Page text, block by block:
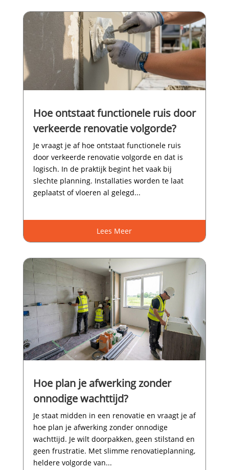
Hoe ontstaat functionele ruis door
verkeerde renovatie volgorde?
Je vraagt je af hoe ontstaat functionele ruis
door verkeerde renovatie volgorde en dat is
logisch.​ In de praktijk begint het vaak bij
slechte planning.​ Installaties worden te laat
geplaatst of vloeren al gelegd...
Lees Meer
Hoe plan je afwerking zonder
onnodige wachttijd?
Je staat midden in een renovatie en vraagt je af
hoe plan je afwerking zonder onnodige
wachttijd.​ Je wilt doorpakken, geen stilstand en
geen frustratie.​ Met slimme renovatieplanning,
heldere volgorde van...